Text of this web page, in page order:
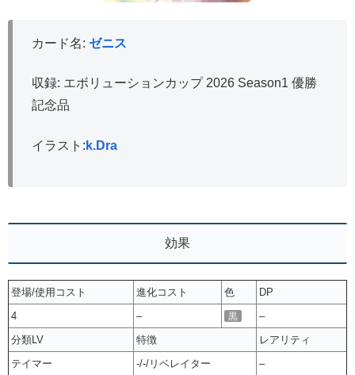
カード名: ゼニス
収録: エボリューションカップ 2026 Season1 優勝
記念品
イラスト: k.Dra
効果
登場/使用コスト 進化コスト 色
DP
4
– 黒
–
分類LV
特徴
レアリティ
テイマー
-/-/リベレイター –